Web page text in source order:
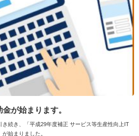
金が始まります。
き続き、「平成29年度補正 サービス等生産性向上IT
始まりました。